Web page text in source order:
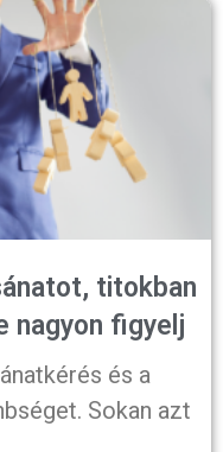
titokban
nagyon figyelj
és a
Sokan azt